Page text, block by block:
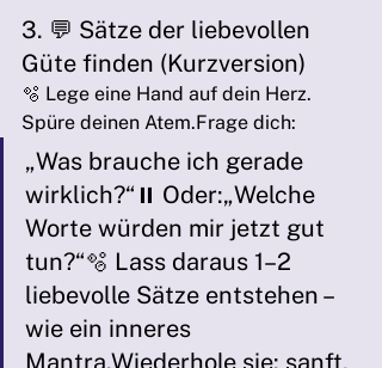
3. 💬 Sätze der liebevollen
Güte finden (Kurzversion)
🫧 Lege eine Hand auf dein Herz.
Spüre deinen Atem.Frage dich:
„Was brauche ich gerade
wirklich?“⏸️ Oder:„Welche
Worte würden mir jetzt gut
tun?“🫧 Lass daraus 1–2
liebevolle Sätze entstehen –
wie ein inneres
Mantra.Wiederhole sie: sanft,